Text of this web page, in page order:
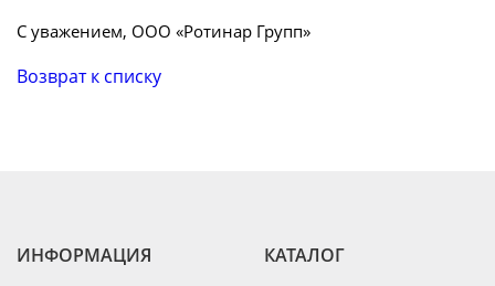
С уважением, ООО «Ротинар Групп»
Возврат к списку
ИНФОРМАЦИЯ
КАТАЛОГ